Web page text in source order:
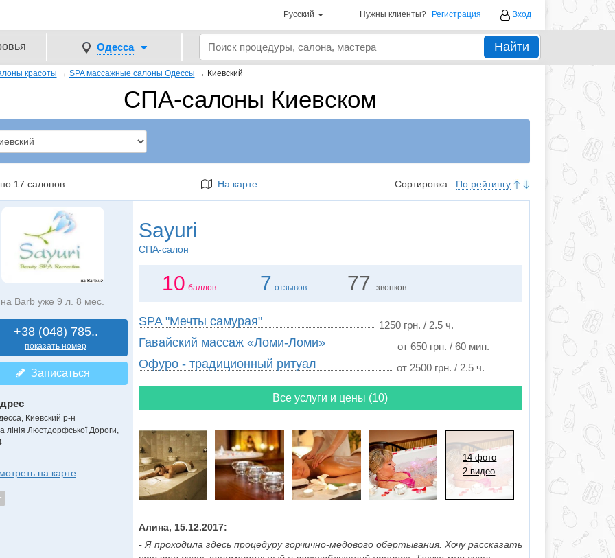
Русский Нужны клиенты? Регистрация Вход
Одесса Найти
красоты → SPA массажные салоны Одессы → Киевский
СПА-салоны Киевском
17 салонов На карте Сортировка: По рейтингу
на Barb уже 9 л. 8 мес.
+38 (048) 785..
показать номер
Записаться
Киевский р-н
лінія Люстдорфської Дороги,
на карте
Sayuri
СПА-салон
10 баллов 7 отзывов 77звонков
SPA "Мечты самурая" 1250 грн. / 2.5 ч.
Гавайский массаж «Ломи-Ломи» от 650 грн. / 60 мин.
Офуро - традиционный ритуал от 2500 грн. / 2.5 ч.
Все услуги и цены (10)
14 фото
2 видео
Алина, 15.12.2017:
- Я проходила здесь процедуру горчично-медового обертывания. Хочу рассказать